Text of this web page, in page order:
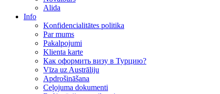
Alida
Info
Konfidencialitātes politika
Par mums
Рakalpojumi
Klienta karte
Как оформить визу в Турцию?
Vīza uz Austrāliju
Apdrošināšana
Ceļojuma dokumenti